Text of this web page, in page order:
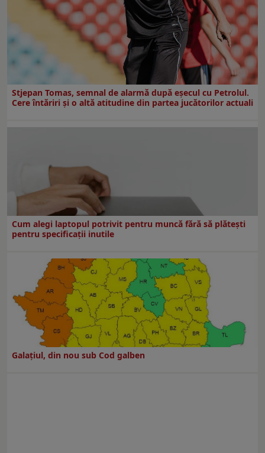
Stjepan Tomas, semnal de alarmă după eșecul cu Petrolul.
Cere întăriri și o altă atitudine din partea jucătorilor actuali
Cum alegi laptopul potrivit pentru muncă fără să plătești
pentru specificații inutile
Galaţiul, din nou sub Cod galben